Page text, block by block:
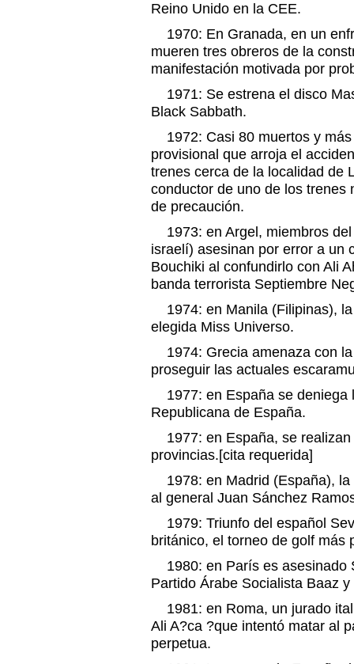
Reino Unido en la CEE.
1970: En Granada, en un
mueren tres obreros de la
manifestación motivada por
1971: Se estrena el disco
Black Sabbath.
1972: Casi 80 muertos y
provisional que arroja el
trenes cerca de la localidad de
conductor de uno de los trenes
de precaución.
1973: en Argel, miembros
israelí) asesinan por error a un
Bouchiki al confundirlo con Ali
banda terrorista Septiembre
1974: en Manila (Filipinas),
elegida Miss Universo.
1974: Grecia amenaza con
proseguir las actuales
1977: en España se deniega
Republicana de España.
1977: en España, se realizan
provincias.[cita requerida]
1978: en Madrid (España), la
al general Juan Sánchez
1979: Triunfo del español
británico, el torneo de golf más
1980: en París es asesinado
Partido Árabe Socialista Baaz
1981: en Roma, un jurado
Ali A?ca ?que intentó matar al
perpetua.